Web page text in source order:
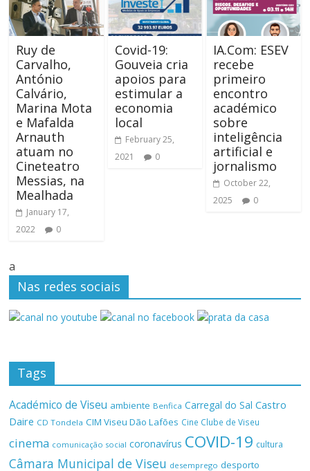
Ruy de
Carvalho,
António
Calvário,
Marina Mota
e Mafalda
Arnauth
atuam no
Cineteatro
Messias, na
Mealhada
January 17,
2022
0
Covid-19:
Gouveia cria
apoios para
estimular a
economia
local
February 25,
2021
0
IA.Com: ESEV
recebe
primeiro
encontro
académico
sobre
inteligência
artificial e
jornalismo
October 22,
2025
0
a
Nas redes sociais
Tags
Académico de Viseu ambiente Benfica Carregal do Sal Castro
Daire CD Tondela CIM Viseu Dão Lafões Cine Clube de Viseu
cinema comunicação social coronavírus COVID-19 cultura
Câmara Municipal de Viseu desemprego desporto